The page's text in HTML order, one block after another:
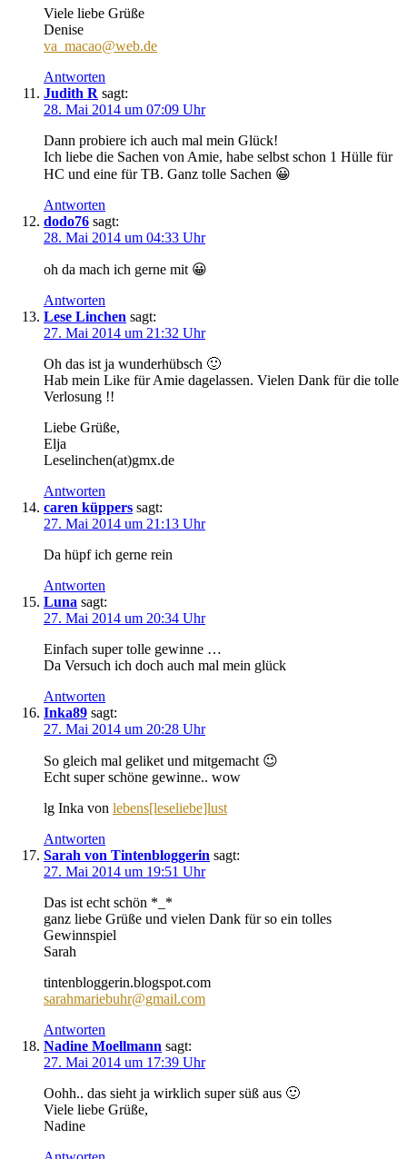
Viele liebe Grüße
Denise
va_macao@web.de
Antworten
Judith R sagt:
28. Mai 2014 um 07:09 Uhr
Dann probiere ich auch mal mein Glück!
Ich liebe die Sachen von Amie, habe selbst schon 1 Hülle für
HC und eine für TB. Ganz tolle Sachen 😀
Antworten
dodo76 sagt:
28. Mai 2014 um 04:33 Uhr
oh da mach ich gerne mit 😀
Antworten
Lese Linchen sagt:
27. Mai 2014 um 21:32 Uhr
Oh das ist ja wunderhübsch 🙂
Hab mein Like für Amie dagelassen. Vielen Dank für die tolle
Verlosung !!
Liebe Grüße,
Elja
Leselinchen(at)gmx.de
Antworten
caren küppers sagt:
27. Mai 2014 um 21:13 Uhr
Da hüpf ich gerne rein
Antworten
Luna sagt:
27. Mai 2014 um 20:34 Uhr
Einfach super tolle gewinne …
Da Versuch ich doch auch mal mein glück
Antworten
Inka89 sagt:
27. Mai 2014 um 20:28 Uhr
So gleich mal geliket und mitgemacht 😉
Echt super schöne gewinne.. wow
lg Inka von lebens[leseliebe]lust
Antworten
Sarah von Tintenbloggerin sagt:
27. Mai 2014 um 19:51 Uhr
Das ist echt schön *_*
ganz liebe Grüße und vielen Dank für so ein tolles
Gewinnspiel
Sarah
tintenbloggerin.blogspot.com
sarahmariebuhr@gmail.com
Antworten
Nadine Moellmann sagt:
27. Mai 2014 um 17:39 Uhr
Oohh.. das sieht ja wirklich super süß aus 🙂
Viele liebe Grüße,
Nadine